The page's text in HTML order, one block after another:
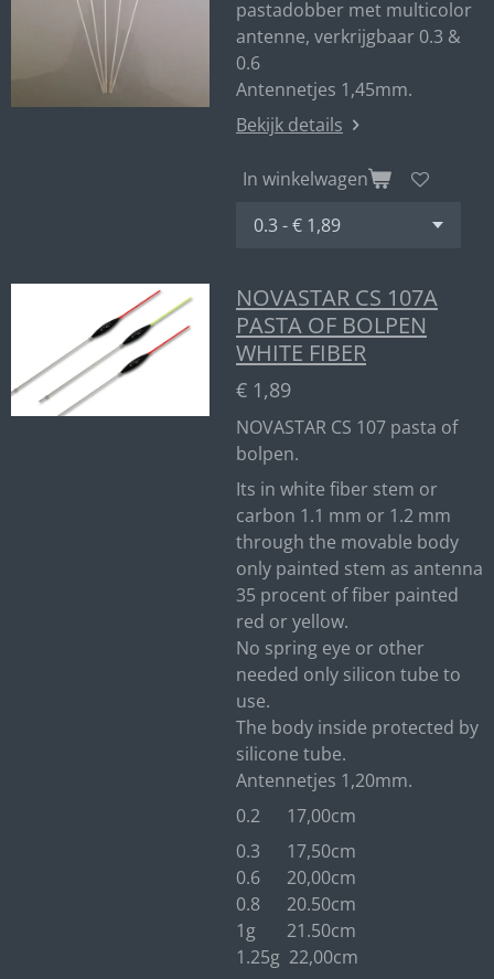
pastadobber met multicolor
antenne, verkrijgbaar 0.3 &
0.6
Antennetjes 1,45mm.
Bekijk details
In winkelwagen
NOVASTAR CS 107A
PASTA OF BOLPEN
WHITE FIBER
€ 1,89
NOVASTAR CS 107 pasta of
bolpen.
Its in white fiber stem or
carbon 1.1 mm or 1.2 mm
through the movable body
only painted stem as antenna
35 procent of fiber painted
red or yellow.
No spring eye or other
needed only silicon tube to
use.
The body inside protected by
silicone tube.
Antennetjes 1,20mm.
0.2 17,00cm
0.3 17,50cm
0.6 20,00cm
0.8 20.50cm
1g 21.50cm
1.25g 22,00cm